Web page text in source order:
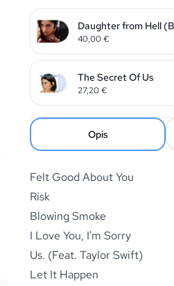
Daughter from Hell
40,00€
The Secret Of Us
27,20€
Opis
Felt Good About You
Risk
Blowing Smoke
I Love You, I'm Sorry
Us. (Feat. Taylor Swift)
Let It Happen